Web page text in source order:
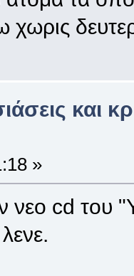
χωρις
και
»
νεο cd του